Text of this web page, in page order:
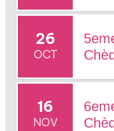
26
OCT
16
NOV